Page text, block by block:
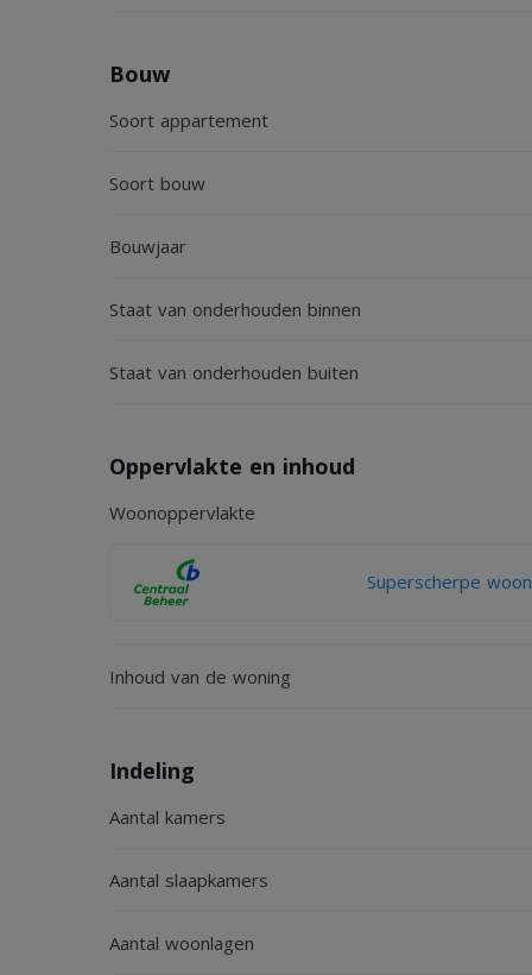
Bouw
Soort appartement
Soort bouw
Bouwjaar
Staat van onderhouden binnen
Staat van onderhouden buiten
Oppervlakte en inhoud
Woonoppervlakte
Superscherpe
Inhoud van de woning
Indeling
Aantal kamers
Aantal slaapkamers
Aantal woonlagen